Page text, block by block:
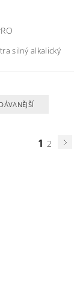
silný alkalický
1 2